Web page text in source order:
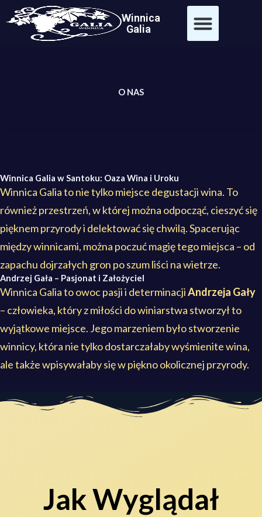
treści
Przejdź
do
Winnica
Galia
O NAS
Winnica Galia w Santoku: Oaza Wina i Uroku
Winnica Galia to nie tylko miejsce degustacji wina. To
również przestrzeń, w której można odpocząć, cieszyć się
pięknem przyrody i delektować się chwilą. Spacerując
między winnicami, można poczuć magię tego miejsca – od
zapachu dojrzałych gron po szum liści na wietrze.
Andrzej Gała – Pasjonat i Założyciel
Winnica Galia to owoc pasji i determinacjiAndrzeja Gały
– człowieka, który z miłości do winiarstwa stworzył to
wyjątkowe miejsce. Jego marzeniem było stworzenie
winnicy, która nie tylko dostarczałaby wyśmienite wina,
ale także wpisywałaby się w piękno okolicznej przyrody.
Jak Wyglądał